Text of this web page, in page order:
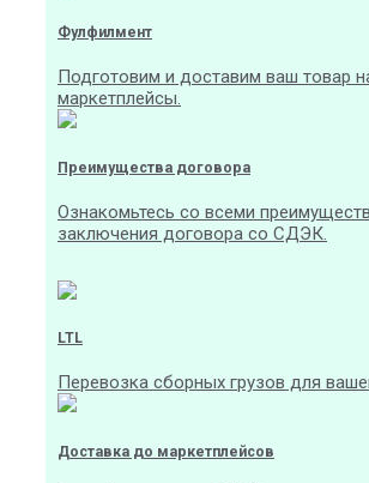
Фулфилмент
Подготовим и доставим ваш товар
маркетплейсы.
Преимущества договора
Ознакомьтесь со всеми
заключения договора со СДЭК.
LTL
Перевозка сборных грузов для
Доставка до маркетплейсов